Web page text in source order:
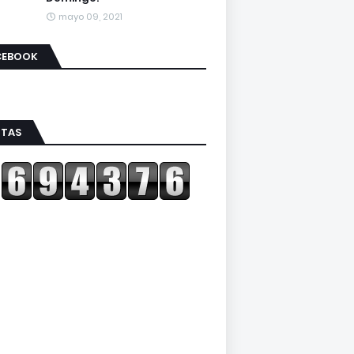
mayo 09, 2021